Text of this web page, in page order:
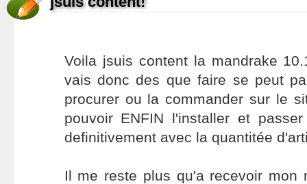
Voila jsuis content la mandrake
vais donc des que faire se peut
procurer ou la commander sur le
pouvoir ENFIN l'installer et
definitivement avec la quantitée
Il me reste plus qu'a recevoir mon